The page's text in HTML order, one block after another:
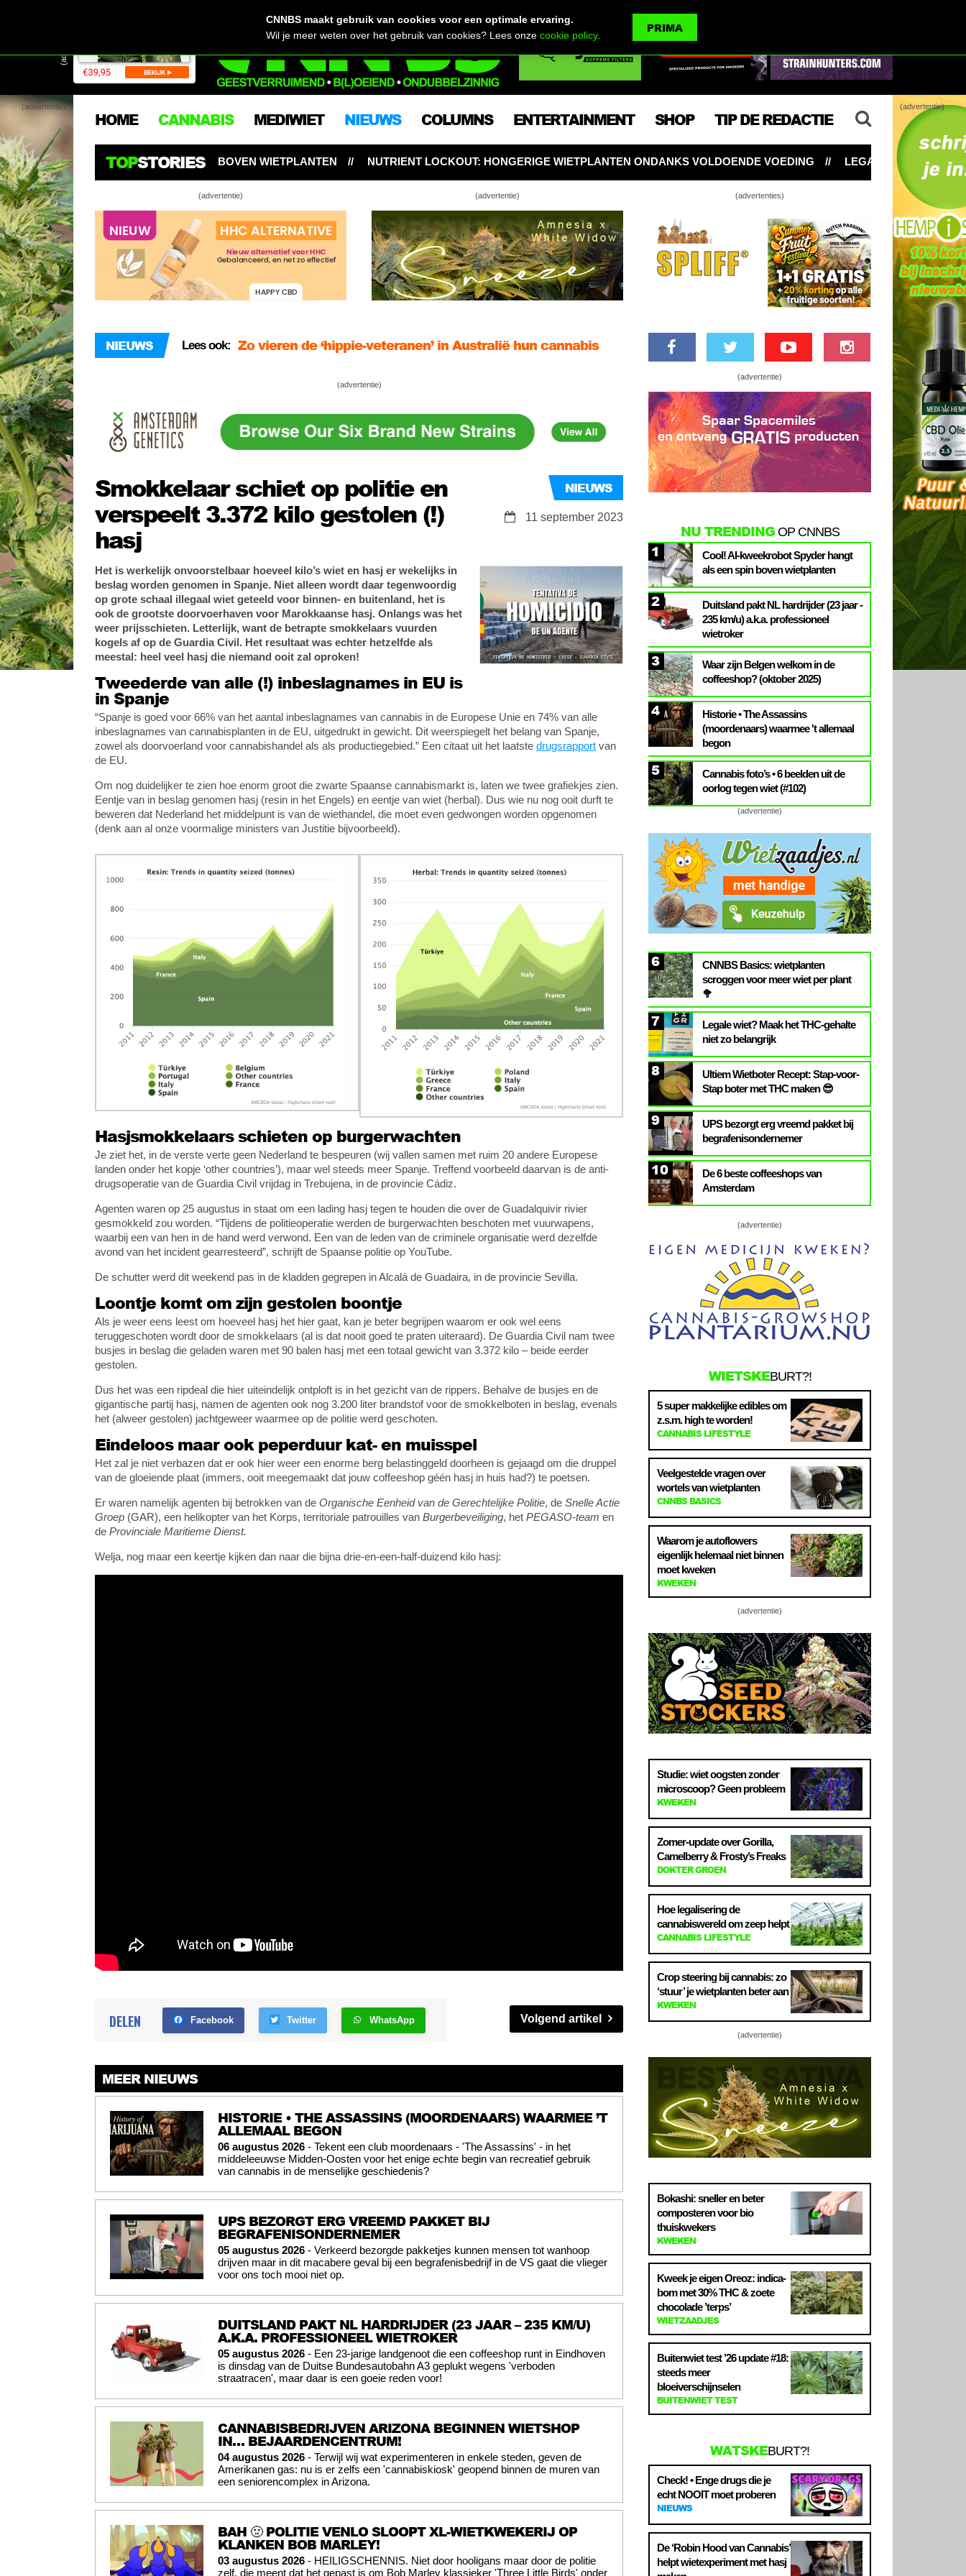
(advertentie) (advertentie)
(advertentie)
HOME CANNABIS MEDIWIET NIEUWS COLUMNS ENTERTAINMENT SHOP TIP DE REDACTIE
TOPSTORIES
ALS EEN SPIN BOVEN WIETPLANTEN NUTRIENT LOCKOUT: HONGERIGE WIETPLANTEN ONDANKS VOLDOENDE VOEDING LEGALE WIET? MAAK HET THC-
(advertentie) (advertentie)
NIEUWS Lees ook:
Duitse Harry dist Nederland na politie-inval Limburgse
wietkwekerij
Zo vieren de ‘hippie-veteranen’ in Australië hun cannabis
Duitse Harry dist Nederland na politie-inval Limburgse
Cannabis in België: op weg naar de verkiezingen van 2024!
(advertentie)
Smokkelaar schiet op politie en
verspeelt 3.372 kilo gestolen (!)
hasj
NIEUWS
11 september 2023
Het is werkelijk onvoorstelbaar hoeveel kilo’s wiet en hasj er wekelijks in
beslag worden genomen in Spanje. Niet alleen wordt daar tegenwoordig
op grote schaal illegaal wiet geteeld voor binnen- en buitenland, het is
ook de grootste doorvoerhaven voor Marokkaanse hasj. Onlangs was het
weer prijsschieten. Letterlijk, want de betrapte smokkelaars vuurden
kogels af op de Guardia Civil. Het resultaat was echter hetzelfde als
meestal: heel veel hasj die niemand ooit zal oproken!
Tweederde van alle (!) inbeslagnames in EU is
in Spanje
“Spanje is goed voor 66% van het aantal inbeslagnames van cannabis in de Europese Unie en 74% van alle
inbeslagnames van cannabisplanten in de EU, uitgedrukt in gewicht. Dit weerspiegelt het belang van Spanje,
zowel als doorvoerland voor cannabishandel als als productiegebied.” Een citaat uit het laatste drugsrapport van
de EU.
Om nog duidelijker te zien hoe enorm groot die zwarte Spaanse cannabismarkt is, laten we twee grafiekjes zien.
Eentje van in beslag genomen hasj (resin in het Engels) en eentje van wiet (herbal). Dus wie nu nog ooit durft te
beweren dat Nederland het middelpunt is van de wiethandel, die moet even gedwongen worden opgenomen
(denk aan al onze voormalige ministers van Justitie bijvoorbeeld).
Hasjsmokkelaars schieten op burgerwachten
Je ziet het, in de verste verte geen Nederland te bespeuren (wij vallen samen met ruim 20 andere Europese
landen onder het kopje ‘other countries’), maar wel steeds meer Spanje. Treffend voorbeeld daarvan is de anti-
drugsoperatie van de Guardia Civil vrijdag in Trebujena, in de provincie Cádiz.
Agenten waren op 25 augustus in staat om een lading hasj tegen te houden die over de Guadalquivir rivier
gesmokkeld zou worden. “Tijdens de politieoperatie werden de burgerwachten beschoten met vuurwapens,
waarbij een van hen in de hand werd verwond. Een van de leden van de criminele organisatie werd dezelfde
avond van het incident gearresteerd”, schrijft de Spaanse politie op YouTube.
De schutter werd dit weekend pas in de kladden gegrepen in Alcalá de Guadaira, in de provincie Sevilla.
Loontje komt om zijn gestolen boontje
Als je weer eens leest om hoeveel hasj het hier gaat, kan je beter begrijpen waarom er ook wel eens
teruggeschoten wordt door de smokkelaars (al is dat nooit goed te praten uiteraard). De Guardia Civil nam twee
busjes in beslag die geladen waren met 90 balen hasj met een totaal gewicht van 3.372 kilo – beide eerder
gestolen.
Dus het was een ripdeal die hier uiteindelijk ontploft is in het gezicht van de rippers. Behalve de busjes en de
gigantische partij hasj, namen de agenten ook nog 3.200 liter brandstof voor de smokkelboten in beslag, evenals
het (alweer gestolen) jachtgeweer waarmee op de politie werd geschoten.
Eindeloos maar ook peperduur kat- en muisspel
Het zal je niet verbazen dat er ook hier weer een enorme berg belastinggeld doorheen is gejaagd om die druppel
van de gloeiende plaat (immers, ooit meegemaakt dat jouw coffeeshop géén hasj in huis had?) te poetsen.
Er waren namelijk agenten bij betrokken van de Organische Eenheid van de Gerechtelijke Politie, de Snelle Actie
Groep (GAR), een helikopter van het Korps, territoriale patrouilles van Burgerbeveiliging, het PEGASO-team en
de Provinciale Maritieme Dienst.
Welja, nog maar een keertje kijken dan naar die bijna drie-en-een-half-duizend kilo hasj:
DELEN Facebook Twitter WhatsApp Volgend artikel
MEER NIEUWS
HISTORIE • THE ASSASSINS (MOORDENAARS) WAARMEE ’T
ALLEMAAL BEGON
06 augustus 2026 - Tekent een club moordenaars - 'The Assassins' - in het
middeleeuwse Midden-Oosten voor het enige echte begin van recreatief gebruik
van cannabis in de menselijke geschiedenis?
UPS BEZORGT ERG VREEMD PAKKET BIJ
BEGRAFENISONDERNEMER
05 augustus 2026 - Verkeerd bezorgde pakketjes kunnen mensen tot wanhoop
drijven maar in dit macabere geval bij een begrafenisbedrijf in de VS gaat die vlieger
voor ons toch mooi niet op.
DUITSLAND PAKT NL HARDRIJDER (23 JAAR – 235 KM/U)
A.K.A. PROFESSIONEEL WIETROKER
05 augustus 2026 - Een 23-jarige landgenoot die een coffeeshop runt in Eindhoven
is dinsdag van de Duitse Bundesautobahn A3 geplukt wegens 'verboden
straatracen', maar daar is een goeie reden voor!
CANNABISBEDRIJVEN ARIZONA BEGINNEN WIETSHOP
IN… BEJAARDENCENTRUM!
04 augustus 2026 - Terwijl wij wat experimenteren in enkele steden, geven de
Amerikanen gas: nu is er zelfs een 'cannabiskiosk' geopend binnen de muren van
een seniorencomplex in Arizona.
BAH 🤢 POLITIE VENLO SLOOPT XL-WIETKWEKERIJ OP
KLANKEN BOB MARLEY!
03 augustus 2026 - HEILIGSCHENNIS. Niet door hooligans maar door de politie
zelf, die meent dat het gepast is om Bob Marley klassieker 'Three Little Birds' onder
(advertenties)
(advertentie)
NU TRENDINGOP CNNBS
1
Cool! AI-kweekrobot Spyder hangt
als een spin boven wietplanten
2
Duitsland pakt NL hardrijder (23 jaar -
235 km/u) a.k.a. professioneel
wietroker
3
Waar zijn Belgen welkom in de
coffeeshop? (oktober 2025)
4
Historie • The Assassins
(moordenaars) waarmee 't allemaal
begon
5
Cannabis foto’s • 6 beelden uit de
oorlog tegen wiet (#102)
(advertentie)
6
CNNBS Basics: wietplanten
scroggen voor meer wiet per plant
🥦
7
Legale wiet? Maak het THC-gehalte
niet zo belangrijk
8
Ultiem Wietboter Recept: Stap-voor-
Stap boter met THC maken 😎
9
UPS bezorgt erg vreemd pakket bij
begrafenisondernemer
10
De 6 beste coffeeshops van
Amsterdam
(advertentie)
WIETSKEBURT?!
5 super makkelijke edibles om
z.s.m. high te worden!
CANNABIS LIFESTYLE
Veelgestelde vragen over
wortels van wietplanten
CNNBS BASICS
Waarom je autoflowers
eigenlijk helemaal niet binnen
moet kweken
KWEKEN
(advertentie)
Studie: wiet oogsten zonder
microscoop? Geen probleem
KWEKEN
Zomer-update over Gorilla,
Camelberry & Frosty’s Freaks
DOKTER GROEN
Hoe legalisering de
cannabiswereld om zeep helpt
CANNABIS LIFESTYLE
Crop steering bij cannabis: zo
‘stuur’ je wietplanten beter aan
KWEKEN
(advertentie)
Bokashi: sneller en beter
composteren voor bio
thuiskwekers
KWEKEN
Kweek je eigen Oreoz: indica-
bom met 30% THC & zoete
chocolade ’terps’
WIETZAADJES
Buitenwiet test ’26 update #18:
steeds meer
bloeiverschijnselen
BUITENWIET TEST
WATSKEBURT?!
Check! • Enge drugs die je
echt NOOIT moet proberen
NIEUWS
De ‘Robin Hood van Cannabis’
helpt wietexperiment met hasj
CNNBS maakt gebruik van cookies voor een optimale ervaring.
Wil je meer weten over het gebruik van cookies? Lees onzecookie policy.
PRIMA